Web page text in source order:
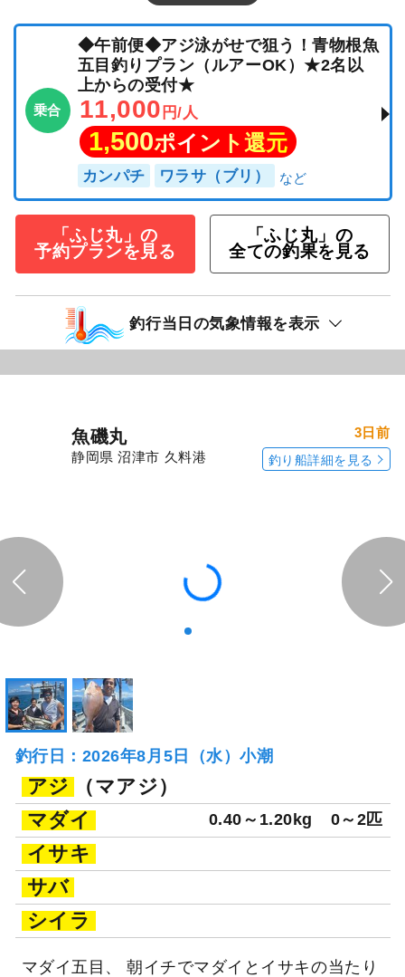
乗合
◆午前便◆アジ泳がせで狙う！青物根魚
五目釣りプラン（ルアーOK）★2名以
上からの受付★
11,000 円/人
1,500ポイント還元
カンパチ ワラサ（ブリ）
「ふじ丸」の
予約プランを見る
「ふじ丸」の
全ての釣果を見る
釣行当日の気象情報を表示
魚磯丸
静岡県 沼津市 久料港
3日前
釣り船詳細を見る
釣行日：2026年8月5日（水）小潮
アジ
（マアジ）
マダイ
0.40～1.20kg 0～2匹
イサキ
サバ
シイラ
マダイ五目、 朝イチでマダイとイサキの当たり